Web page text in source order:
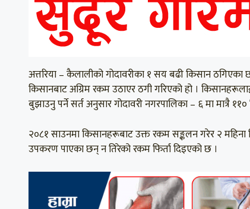
अत्तरिया – कैलालीको गोदावरीका १ सय बढी किसान
किसानबाट अग्रिम रकम उठाएर ठगी गरिएको हो ।
बुझाउनु पर्ने सर्त अनुसार गोदावरी नगरपालिका – ६ मा मात्रै
२०८१ साउनमा किसानहरूबाट उक्त रकम सङ्कलन गरेर २
उपकरण पाएका छन् न तिरेको रकम फिर्ता दिइएको छ ।